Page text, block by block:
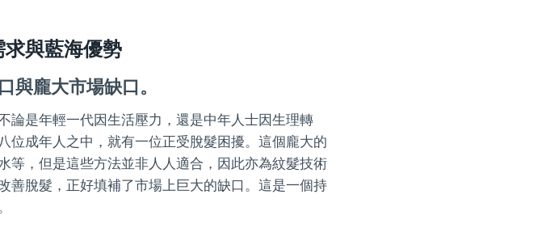
與藍海優勢
與龐大市場缺口。
論是年輕一代因生活壓力，還是中年人士因生理轉
位成年人之中，就有一位正受脫髮困擾。這個龐大的
等，但是這些方法並非人人適合，因此亦為紋髮技術
善脫髮，正好填補了市場上巨大的缺口。這是一個持